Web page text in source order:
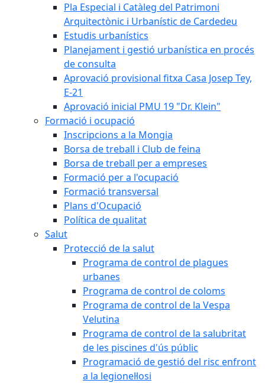
Pla Especial i Catàleg del Patrimoni
Arquitectònic i Urbanístic de Cardedeu
Estudis urbanístics
Planejament i gestió urbanística en procés
de consulta
Aprovació provisional fitxa Casa Josep Tey,
E-21
Aprovació inicial PMU 19 "Dr. Klein"
Formació i ocupació
Inscripcions a la Mongia
Borsa de treball i Club de feina
Borsa de treball per a empreses
Formació per a l'ocupació
Formació transversal
Plans d'Ocupació
Política de qualitat
Salut
Protecció de la salut
Programa de control de plagues
urbanes
Programa de control de coloms
Programa de control de la Vespa
Velutina
Programa de control de la salubritat
de les piscines d'ús públic
Programació de gestió del risc enfront
a la legionel·losi